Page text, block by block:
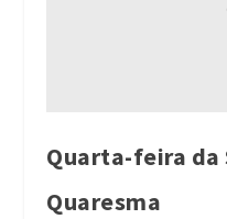
Quarta-feira da
Quaresma